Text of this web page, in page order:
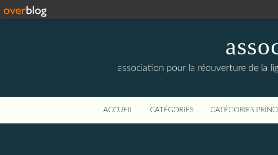
association pour la réouverture de la
ACCUEIL CATÉGORIES CATÉGORIES